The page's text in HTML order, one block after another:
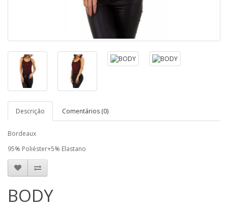
Descrição Comentários (0)
Bordeaux
95% Poliéster+5% Elastano
BODY